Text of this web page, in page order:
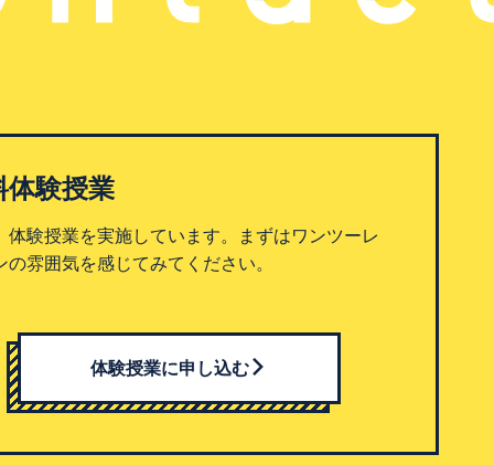
体験授業
体験授業を実施しています。まずはワンツーレ
の雰囲気を感じてみてください。
体験授業に申し込む